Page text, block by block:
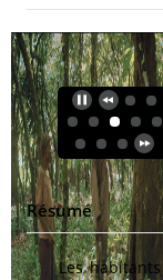
Résumé
Les